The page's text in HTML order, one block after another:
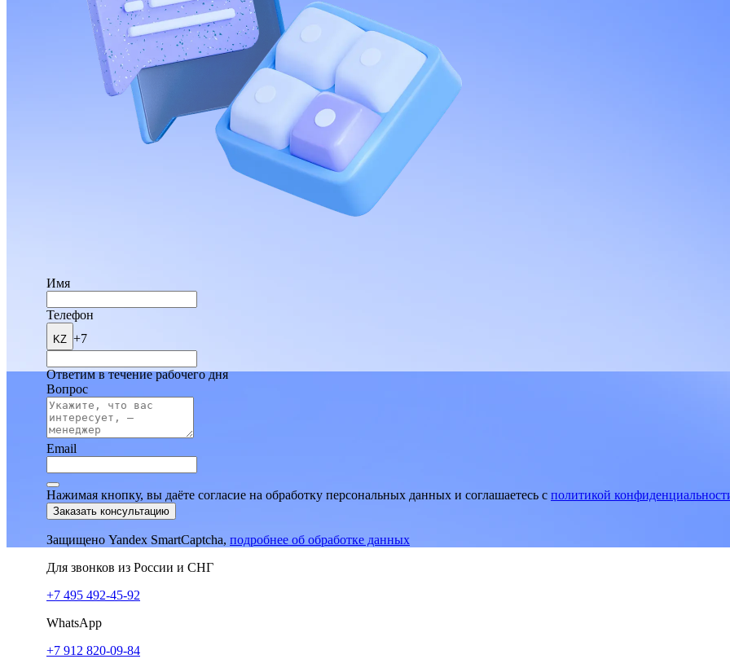
Имя
Телефон
KZ +7
Ответим в течение рабочего дня
Вопрос
Email
Нажимая кнопку, вы даёте согласие на обработку персональных данных и соглашаетесь c политикой
Заказать консультацию
Защищено Yandex SmartCaptcha, подробнее об обработке данных
Для звонков из России и СНГ
+7 495 492-45-92
WhatsApp
+7 912 820-09-84